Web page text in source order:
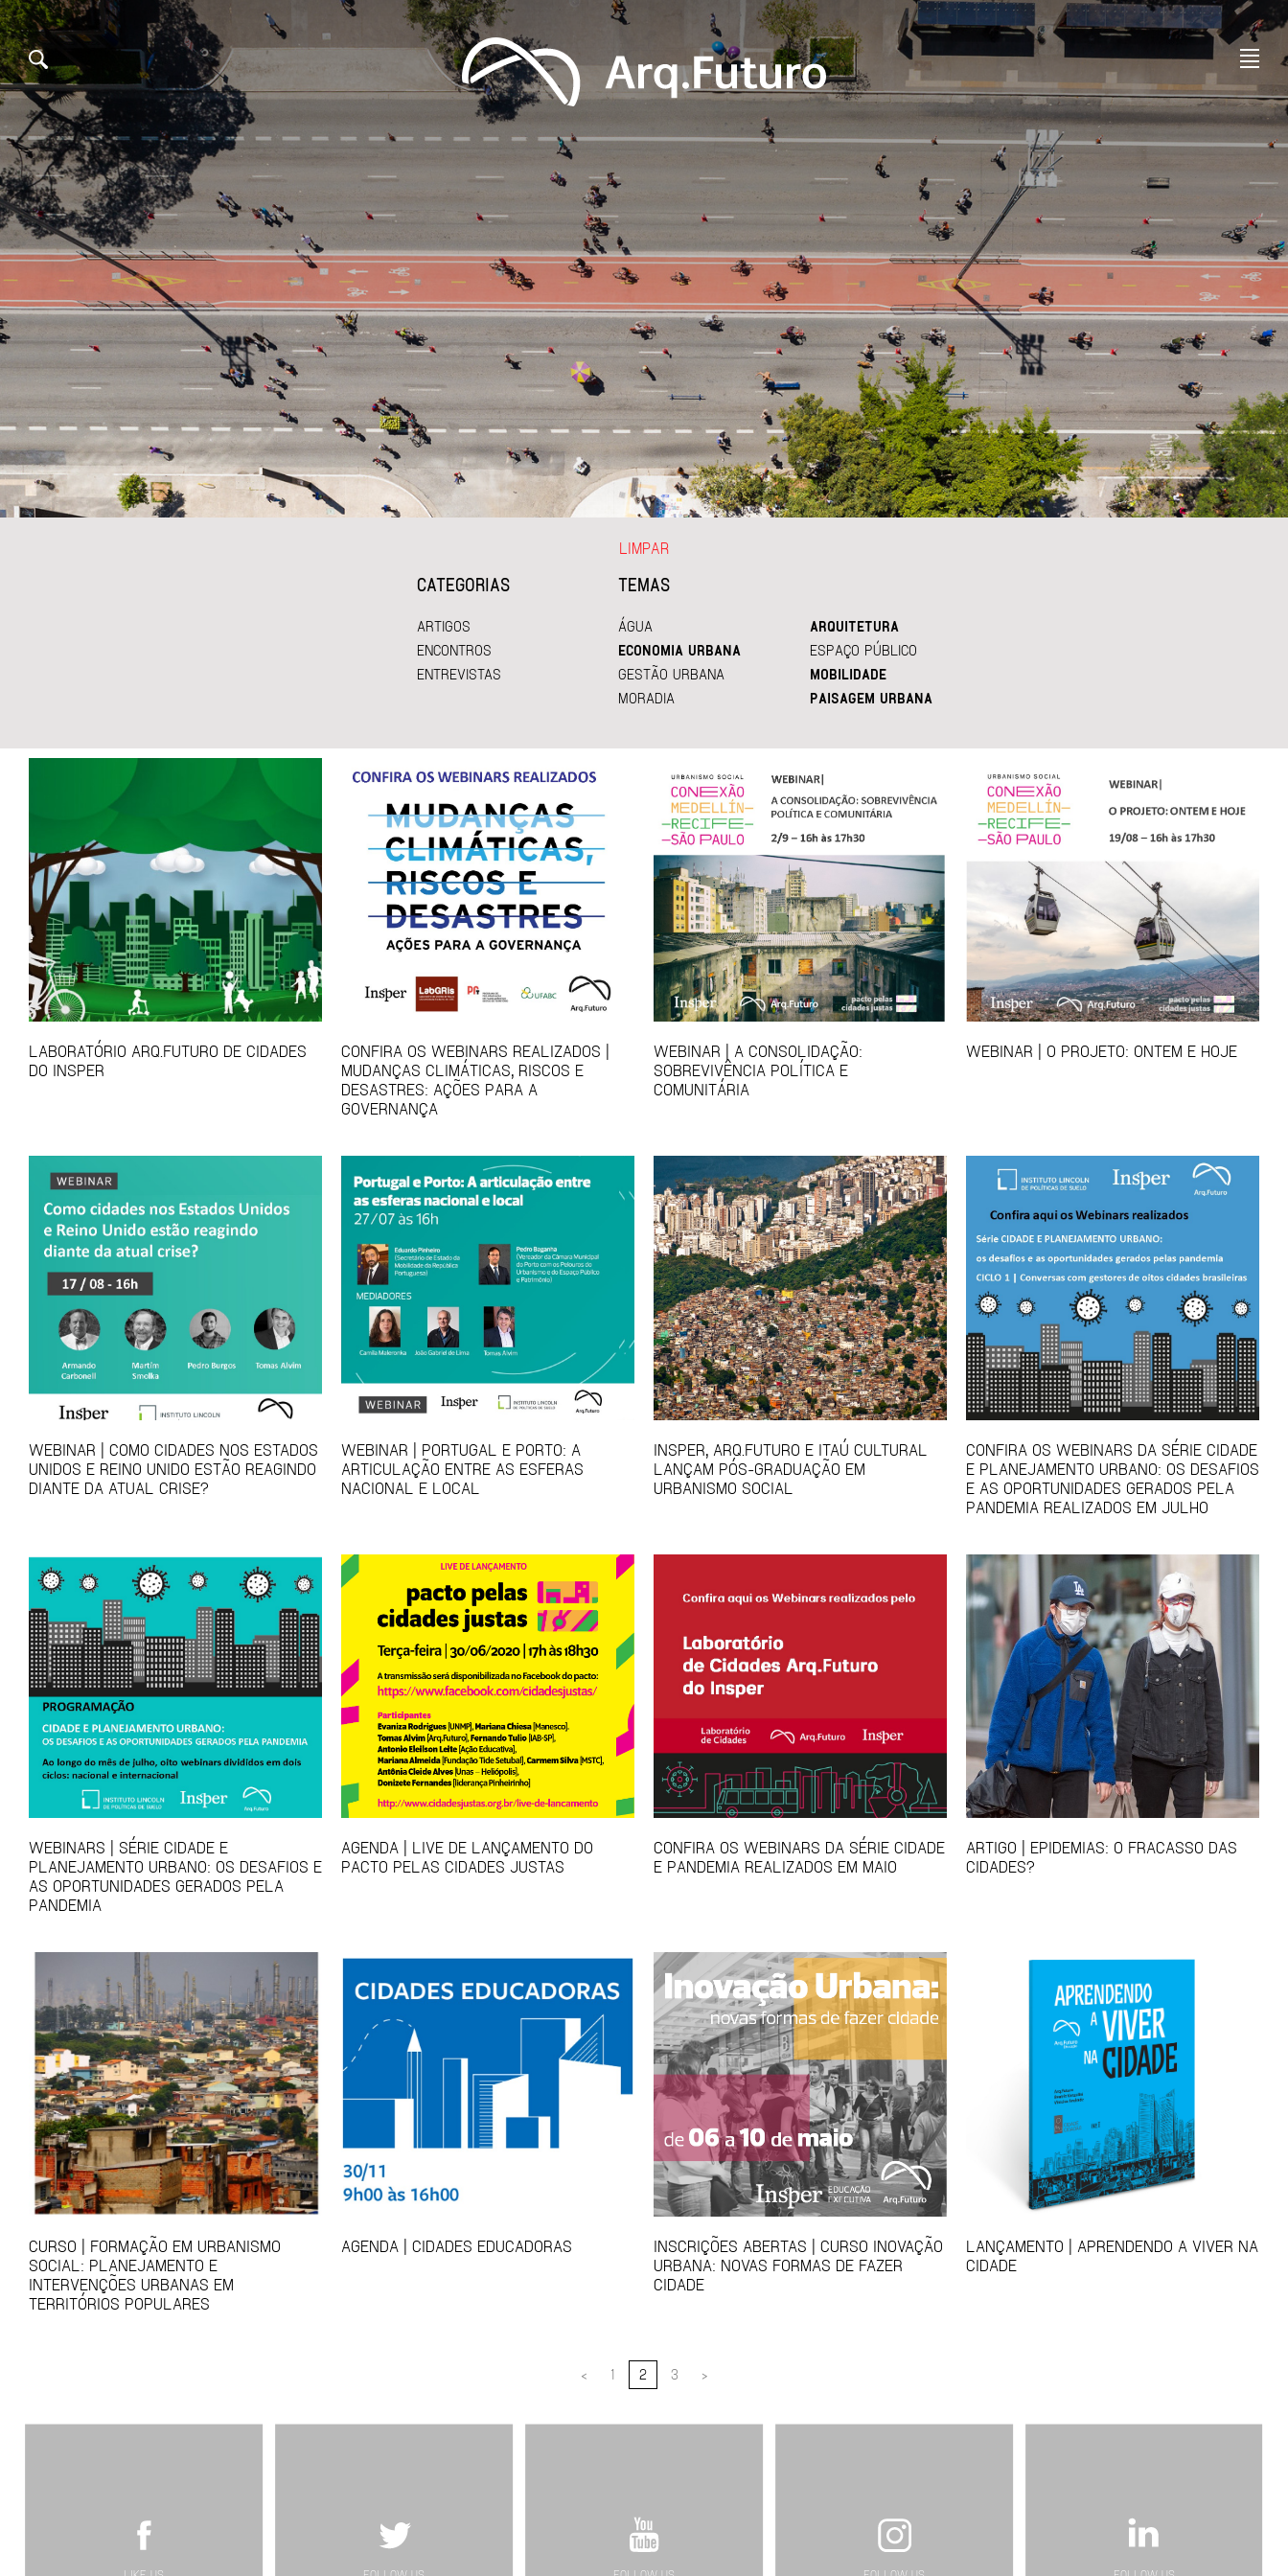
CATEGORIAS
ARTIGOS
ENCONTROS
ENTREVISTAS
TEMAS
ÁGUA
ARQUITETURA
ECONOMIA URBANA
ESPAÇO PÚBLICO
GESTÃO URBANA
MOBILIDADE
MORADIA
PAISAGEM URBANA
LIMPAR
LABORATÓRIO ARQ.FUTURO DE CIDADES
DO INSPER
CONFIRA OS WEBINARS REALIZADOS |
MUDANÇAS CLIMÁTICAS, RISCOS E
DESASTRES: AÇÕES PARA A
GOVERNANÇA
WEBINAR | A CONSOLIDAÇÃO:
SOBREVIVÊNCIA POLÍTICA E
COMUNITÁRIA
WEBINAR | O PROJETO: ONTEM E HOJE
WEBINAR | COMO CIDADES NOS ESTADOS
UNIDOS E REINO UNIDO ESTÃO REAGINDO
DIANTE DA ATUAL CRISE?
WEBINAR | PORTUGAL E PORTO: A
ARTICULAÇÃO ENTRE AS ESFERAS
NACIONAL E LOCAL
INSPER, ARQ.FUTURO E ITAÚ CULTURAL
LANÇAM PÓS-GRADUAÇÃO EM
URBANISMO SOCIAL
CONFIRA OS WEBINARS DA SÉRIE CIDADE
E PLANEJAMENTO URBANO: OS DESAFIOS
E AS OPORTUNIDADES GERADOS PELA
PANDEMIA REALIZADOS EM JULHO
WEBINARS | SÉRIE CIDADE E
PLANEJAMENTO URBANO: OS DESAFIOS E
AS OPORTUNIDADES GERADOS PELA
PANDEMIA
AGENDA | LIVE DE LANÇAMENTO DO
PACTO PELAS CIDADES JUSTAS
CONFIRA OS WEBINARS DA SÉRIE CIDADE
E PANDEMIA REALIZADOS EM MAIO
ARTIGO | EPIDEMIAS: O FRACASSO DAS
CIDADES?
CURSO | FORMAÇÃO EM URBANISMO
SOCIAL: PLANEJAMENTO E
INTERVENÇÕES URBANAS EM
TERRITÓRIOS POPULARES
AGENDA | CIDADES EDUCADORAS
INSCRIÇÕES ABERTAS | CURSO INOVAÇÃO
URBANA: NOVAS FORMAS DE FAZER
CIDADE
LANÇAMENTO | APRENDENDO A VIVER NA
CIDADE
< 1 2 3 >